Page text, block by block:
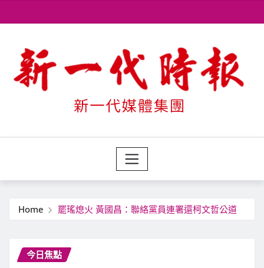
to
Home 罷瑤熄火 黃國昌：聯絡黨員連署還柯文哲公道
今日焦點